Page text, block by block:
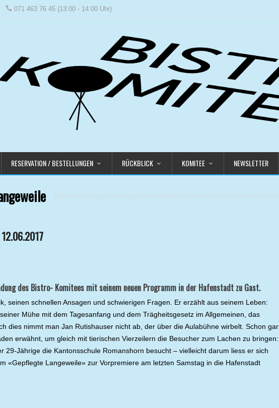
071 463 76 45 (13:00 - 14:00 Uhr)
RESERVATION / BESTELLUNGEN RÜCKBLICK KOMITEE NEWSLETTER
des Bistro- Komitees mit seinem neuen Programm in der Hafenstadt zu Gast.
seinen schnellen Ansagen und schwierigen Fragen. Er erzählt aus seinem Leben:
Mühe mit dem Tagesanfang und dem Trägheitsgesetz im Allgemeinen, das
dies nimmt man Jan Rutishauser nicht ab, der über die Aulabühne wirbelt. Schon gar
erwähnt, um gleich mit tierischen Vierzeilern die Besucher zum Lachen zu bringen:
29-Jährige die Kantonsschule Romanshorn besucht – vielleicht darum liess er sich
«Gepflegte Langeweile» zur Vorpremiere am letzten Samstag in die Hafenstadt